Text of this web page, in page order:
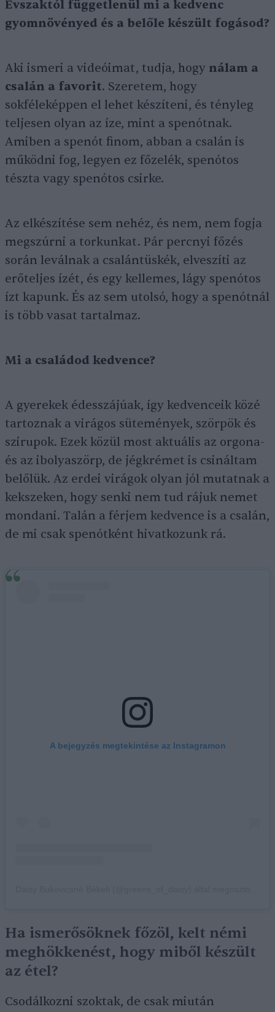
Évszaktól függetlenül mi a kedvenc
gyomnövényed és a belőle készült fogásod?
Aki ismeri a videóimat, tudja, hogy nálam a
csalán a favorit. Szeretem, hogy
sokféleképpen el lehet készíteni, és tényleg
teljesen olyan az íze, mint a spenótnak.
Amiben a spenót finom, abban a csalán is
működni fog, legyen ez főzelék, spenótos
tészta vagy spenótos csirke.
Az elkészítése sem nehéz, és nem, nem fogja
megszúrni a torkunkat. Pár percnyi főzés
során leválnak a csalántüskék, elveszíti az
erőteljes ízét, és egy kellemes, lágy spenótos
ízt kapunk. És az sem utolsó, hogy a spenótnál
is több vasat tartalmaz.
Mi a családod kedvence?
A gyerekek édesszájúak, így kedvenceik közé
tartoznak a virágos sütemények, szörpök és
szirupok. Ezek közül most aktuális az orgona-
és az ibolyaszörp, de jégkrémet is csináltam
belőlük. Az erdei virágok olyan jól mutatnak a
kekszeken, hogy senki nem tud rájuk nemet
mondani. Talán a férjem kedvence is a csalán,
de mi csak spenótként hivatkozunk rá.
A bejegyzés megtekintése az Instagramon
Ha ismerősöknek főzöl, kelt némi
meghökkenést, hogy miből készült
az étel?
Csodálkozni szoktak, de csak miután